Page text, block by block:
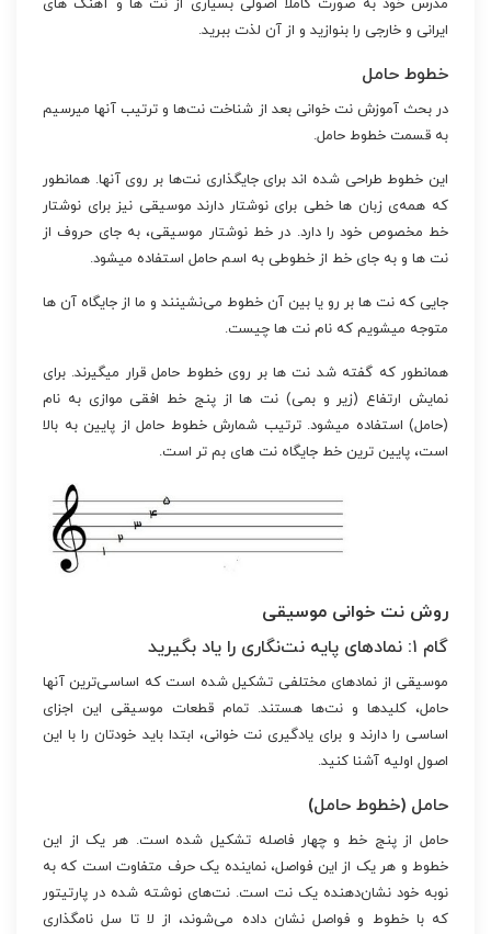
مدرس خود به صورت کاملا اصولی بسیاری از نت ها و آهنگ های
ایرانی و خارجی را بنوازید و از آن لذت ببرید.
خطوط حامل
در بحث آموزش نت خوانی بعد از شناخت نت‌ها و ترتیب آنها میرسیم
به قسمت خطوط حامل.
این خطوط طراحی شده اند برای جایگذاری نت‌ها بر روی آنها. همانطور
که همه‌ی زبان ها خطی برای نوشتار دارند موسیقی نیز برای نوشتار
خط مخصوص خود را دارد. در خط نوشتار موسیقی، به جای حروف از
نت ها و به جای خط از خطوطی به اسم حامل استفاده میشود.
جایی که نت ها بر رو یا بین آن خطوط می‌نشینند و ما از جایگاه آن ها
متوجه میشویم که نام نت ها چیست.
همانطور که گفته شد نت ها بر روی خطوط حامل قرار میگیرند. برای
نمایش ارتفاع (زیر و بمی) نت ها از پنج خط افقی موازی به نام
(حامل) استفاده میشود. ترتیب شمارش خطوط حامل از پایین به بالا
است، پایین ترین خط جایگاه نت های بم تر است.
روش نت خوانی موسیقی
گام ۱: نمادهای پایه نت‌نگاری را یاد بگیرید
موسیقی از نمادهای مختلفی تشکیل شده است که اساسی‌ترین آنها
حامل، کلیدها و نت‌ها هستند. تمام قطعات موسیقی این اجزای
اساسی را دارند و برای یادگیری نت خوانی، ابتدا باید خودتان را با این
اصول اولیه آشنا کنید.
حامل (خطوط حامل)
حامل از پنج خط و چهار فاصله تشکیل شده است. هر یک از این
خطوط و هر یک از این فواصل، نماینده یک حرف متفاوت است که به
نوبه خود نشان‌دهنده یک نت است. نت‌های نوشته شده در پارتیتور
که با خطوط و فواصل نشان داده می‌شوند، از لا تا سل نامگذاری